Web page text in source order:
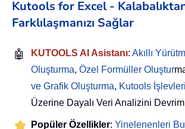
Kutools for Excel -
Farklılaşmanızı Sağlar
🤖 KUTOOLS AI Asistanı: Akıllı
Oluşturma, Özel Formüller Oluştur
ve Grafik Oluşturma, Kutools
Üzerine Dayalı Veri Analizini
Popüler Özellikler: Yinelenenleri